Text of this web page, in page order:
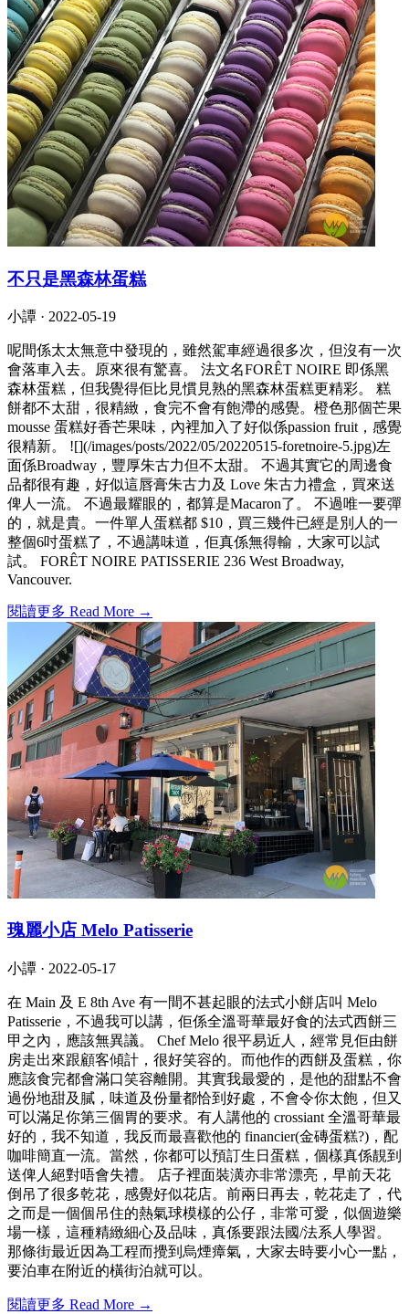
不只是黑森林蛋糕
小譚 · 2022-05-19
呢間係太太無意中發現的，雖然駕車經過很多次，但沒有一次
會落車入去。原來很有驚喜。 法文名FORÊT NOIRE 即係黑
森林蛋糕，但我覺得佢比見慣見熟的黑森林蛋糕更精彩。 糕
餅都不太甜，很精緻，食完不會有飽滯的感覺。橙色那個芒果
mousse 蛋糕好香芒果味，內裡加入了好似係passion fruit，感覺
很精新。 ![](/images/posts/2022/05/20220515-foretnoire-5.jpg)左
面係Broadway，豐厚朱古力但不太甜。 不過其實它的周邊食
品都很有趣，好似這唇膏朱古力及 Love 朱古力禮盒，買來送
俾人一流。 不過最耀眼的，都算是Macaron了。 不過唯一要彈
的，就是貴。一件單人蛋糕都 $10，買三幾件已經是別人的一
整個6吋蛋糕了，不過講味道，佢真係無得輸，大家可以試
試。 FORÊT NOIRE PATISSERIE 236 West Broadway,
Vancouver.
閱讀更多 Read More →
瑰麗小店 Melo Patisserie
小譚 · 2022-05-17
在 Main 及 E 8th Ave 有一間不甚起眼的法式小餅店叫 Melo
Patisserie，不過我可以講，佢係全溫哥華最好食的法式西餅三
甲之內，應該無異議。 Chef Melo 很平易近人，經常見佢由餅
房走出來跟顧客傾計，很好笑容的。而他作的西餅及蛋糕，你
應該食完都會滿口笑容離開。其實我最愛的，是他的甜點不會
過份地甜及膩，味道及份量都恰到好處，不會令你太飽，但又
可以滿足你第三個胃的要求。有人講他的 crossiant 全溫哥華最
好的，我不知道，我反而最喜歡他的 financier(金磚蛋糕?)，配
咖啡簡直一流。當然，你都可以預訂生日蛋糕，個樣真係靚到
送俾人絕對唔會失禮。 店子裡面裝潢亦非常漂亮，早前天花
倒吊了很多乾花，感覺好似花店。前兩日再去，乾花走了，代
之而是一個個吊住的熱氣球模樣的公仔，非常可愛，似個遊樂
場一樣，這種精緻細心及品味，真係要跟法國/法系人學習。
那條街最近因為工程而攪到烏煙瘴氣，大家去時要小心一點，
要泊車在附近的橫街泊就可以。
閱讀更多 Read More →